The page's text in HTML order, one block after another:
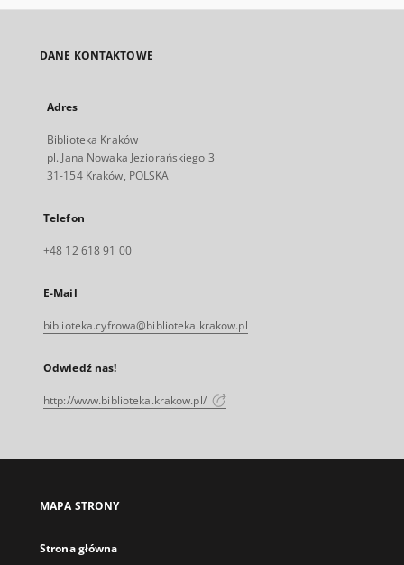
DANE KONTAKTOWE
Adres
Biblioteka Kraków
pl. Jana Nowaka Jeziorańskiego 3
31-154 Kraków, POLSKA
Telefon
+48 12 618 91 00
E-Mail
biblioteka.cyfrowa@biblioteka.krakow.pl
Odwiedź nas!
http://www.biblioteka.krakow.pl/
MAPA STRONY
Strona główna